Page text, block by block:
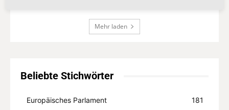
Mehr laden
Beliebte Stichwörter
Europäisches Parlament
181